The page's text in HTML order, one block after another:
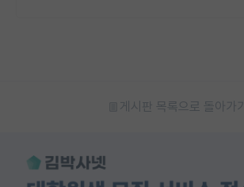
게시판 목록으로 돌아가기